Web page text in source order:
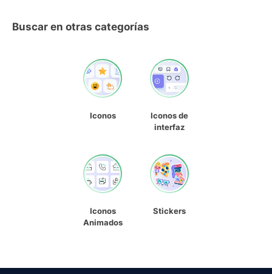
Buscar en otras categorías
Iconos
Iconos de
interfaz
Iconos
Animados
Stickers